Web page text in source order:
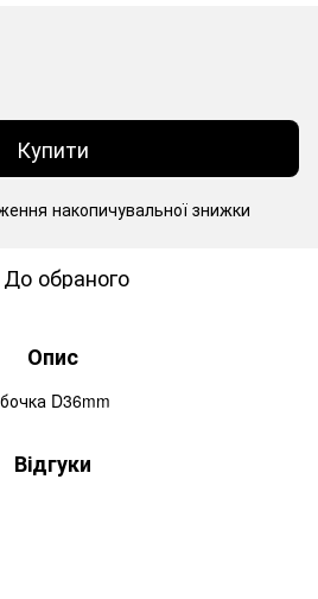
Купити
накопичувальної знижки
До обраного
Опис
D36mm
Відгуки